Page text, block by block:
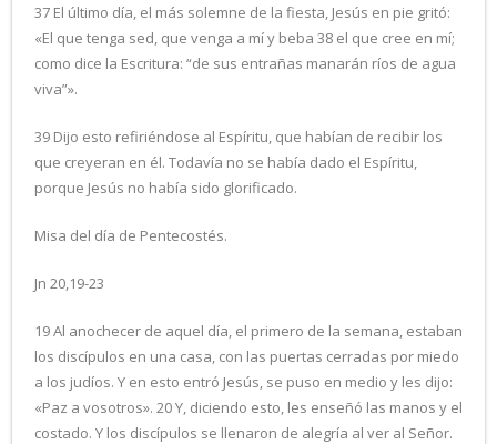
37 El último día, el más solemne de la fiesta, Jesús en pie gritó:
«El que tenga sed, que venga a mí y beba 38 el que cree en mí;
como dice la Escritura: “de sus entrañas manarán ríos de agua
viva”».
39 Dijo esto refiriéndose al Espíritu, que habían de recibir los
que creyeran en él. Todavía no se había dado el Espíritu,
porque Jesús no había sido glorificado.
Misa del día de Pentecostés.
Jn 20,19-23
19 Al anochecer de aquel día, el primero de la semana, estaban
los discípulos en una casa, con las puertas cerradas por miedo
a los judíos. Y en esto entró Jesús, se puso en medio y les dijo:
«Paz a vosotros». 20 Y, diciendo esto, les enseñó las manos y el
costado. Y los discípulos se llenaron de alegría al ver al Señor.